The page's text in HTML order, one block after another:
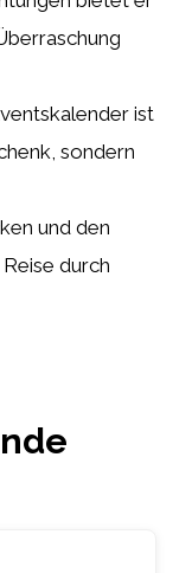
ist
sondern
und den
durch